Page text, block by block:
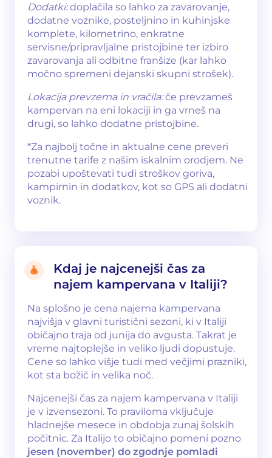
Dodatki:doplačila so lahko za zavarovanje,
dodatne voznike, posteljnino in kuhinjske
komplete, kilometrino, enkratne
servisne/pripravljalne pristojbine ter izbiro
zavarovanja ali odbitne franšize (kar lahko
močno spremeni dejanski skupni strošek).
Lokacija prevzema in vračila:če prevzameš
kampervan na eni lokaciji in ga vrneš na
drugi, so lahko dodatne pristojbine.
*Za najbolj točne in aktualne cene preveri
trenutne tarife z našim iskalnim orodjem. Ne
pozabi upoštevati tudi stroškov goriva,
kampirnin in dodatkov, kot so GPS ali dodatni
voznik.
Kdaj je najcenejši čas za
najem kampervana v Italiji?
Na splošno je cena najema kampervana
najvišja v glavni turistični sezoni, ki v Italiji
običajno traja od junija do avgusta. Takrat je
vreme najtoplejše in veliko ljudi dopustuje.
Cene so lahko višje tudi med večjimi prazniki,
kot sta božič in velika noč.
Najcenejši čas za najem kampervana v Italiji
je v izvensezoni. To praviloma vključuje
hladnejše mesece in obdobja zunaj šolskih
počitnic. Za Italijo to običajno pomeni pozno
jesen (november) do zgodnje pomladi